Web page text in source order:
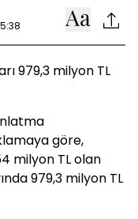
979,3 milyon TL
göre,
milyon TL olan
979,3 milyon TL